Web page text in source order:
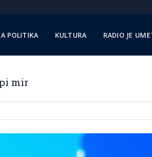
POLITIKA KULTURA RADIO JE
mir